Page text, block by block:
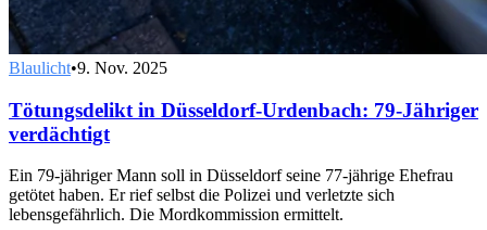
Blaulicht•9. Nov. 2025
Tötungsdelikt in Düsseldorf-Urdenbach: 79-Jähriger
verdächtigt
Ein 79-jähriger Mann soll in Düsseldorf seine 77-jährige Ehefrau
getötet haben. Er rief selbst die Polizei und verletzte sich
lebensgefährlich. Die Mordkommission ermittelt.